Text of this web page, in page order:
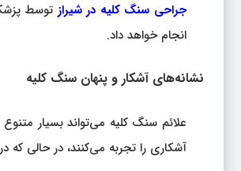
جراحی سنگ کلیه در شیراز توسط
انجام خواهد داد.
نشانه‌های آشکار و پنهان سنگ کلیه
علائم سنگ کلیه می‌تواند بسیار
آشکاری را تجربه می‌کنند، در حالی که